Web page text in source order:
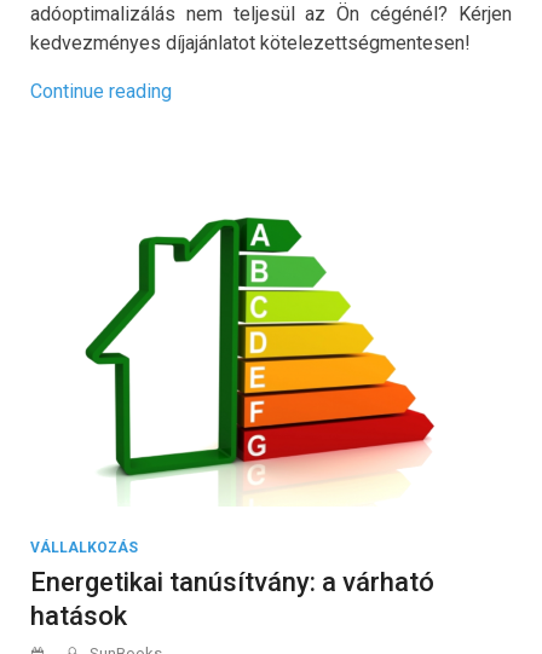
adóoptimalizálás nem teljesül az Ön cégénél? Kérjen
kedvezményes díjajánlatot kötelezettségmentesen!
Continue reading„Most
nincs
könyvelője?”
VÁLLALKOZÁS
Energetikai tanúsítvány: a várható
hatások